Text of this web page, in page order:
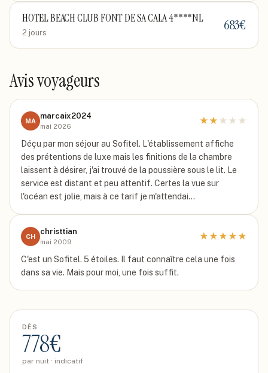
HOTEL BEACH CLUB FONT DE SA CALA 4****NL
2 jours 683€
Avis voyageurs
MA
marcaix2024
mai 2026
★★ ★ ★ ★
Déçu par mon séjour au Sofitel. L'établissement affiche
des prétentions de luxe mais les finitions de la chambre
laissent à désirer, j'ai trouvé de la poussière sous le lit. Le
service est distant et peu attentif. Certes la vue sur
l'océan est jolie, mais à ce tarif je m'attendai…
CH
christtian
mai 2009
★★★★★
C'est un Sofitel. 5 étoiles. Il faut connaître cela une fois
dans sa vie. Mais pour moi, une fois suffit.
DÈS
778€
par nuit · indicatif